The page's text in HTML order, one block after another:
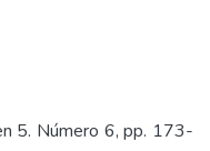
5. Número 6, pp. 173-